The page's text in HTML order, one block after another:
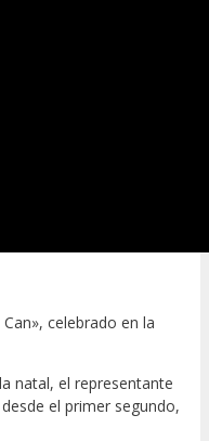
celebrado en la
natal, el representante
el primer segundo,